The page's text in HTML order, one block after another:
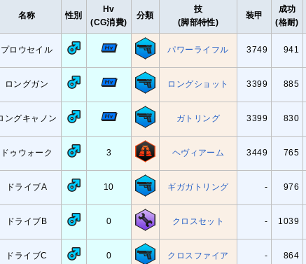
名称 性別
Hv
(CG消費)
分類
技
(脚部特性)
装甲
成功
(格耐)
プロウセイル パワーライフル 3749 941
ロングガン ロングショット 3399 885
ングキャノン ガトリング 3399 830
ドゥウォーク 3 ヘヴィアーム 3449 765
ドライブA 10 ギガガトリング - 976
ドライブB 0 クロスセット - 1039
ドライブC 0 クロスファイア - 864